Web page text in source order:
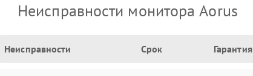
Неисправности монитора Aorus
Неисправности Срок Гарантия